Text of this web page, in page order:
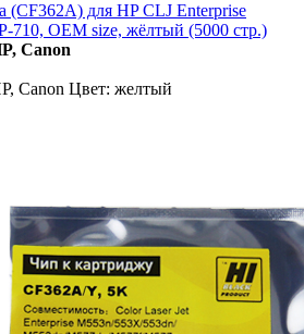
для HP CLJ Enterprise
710, OEM size, жёлтый (5000 стр.)
Canon
Canon Цвет: желтый